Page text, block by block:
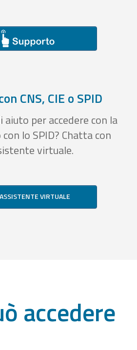
CNS, CIE o SPID
aiuto per accedere con la
con lo SPID? Chatta con
virtuale.
ASSISTENTE VIRTUALE
accedere